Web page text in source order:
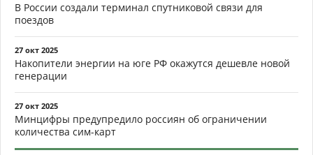
В России создали терминал спутниковой связи для
поездов
27 окт 2025
Накопители энергии на юге РФ окажутся дешевле новой
генерации
27 окт 2025
Минцифры предупредило россиян об ограничении
количества сим-карт